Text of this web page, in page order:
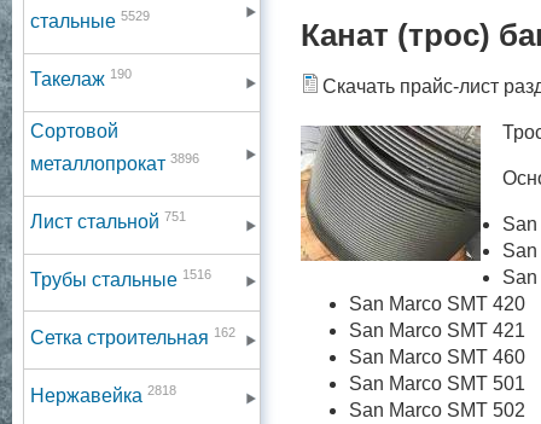
стальные 5529
Такелаж 190
Сортовой
металлопрокат 3896
Лист стальной 751
Трубы стальные 1516
Сетка строительная 162
Нержавейка 2818
Канат (трос)
Скачать прайс-лист
San Marco SMT 420
San Marco SMT 421
San Marco SMT 460
San Marco SMT 501
San Marco SMT 502